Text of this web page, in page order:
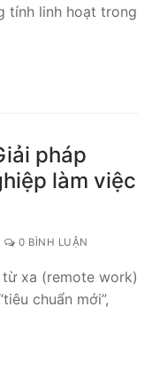
tính linh hoạt trong
pháp
làm việc
0 BÌNH LUẬN
xa (remote work)
chuẩn mới”,